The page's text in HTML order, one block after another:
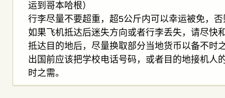
运到哥本哈根）
行李尽量不要超重，超5公斤内可以幸运被免，
如果飞机抵达后迷失方向或者行李丢失，请尽快
抵达目的地后，尽量换取部分当地货币以备不时
出国前应该把学校电话号码，或者目的地接机人
时之需。